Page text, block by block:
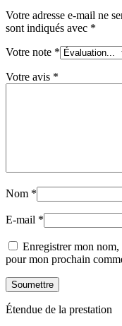
Votre adresse e-mail ne
sont indiqués avec *
Votre note *
Votre avis *
Nom *
E-mail *
Enregistrer mon
pour mon prochain
Étendue de la prestation